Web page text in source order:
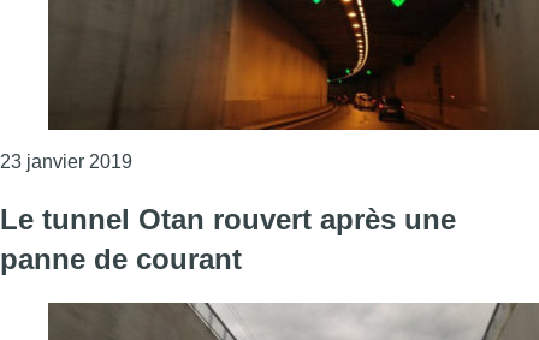
23 janvier 2019Consulter l'article "Le tunnel Otan fermé dans
Le tunnel Otan rouvert après une
panne de courant